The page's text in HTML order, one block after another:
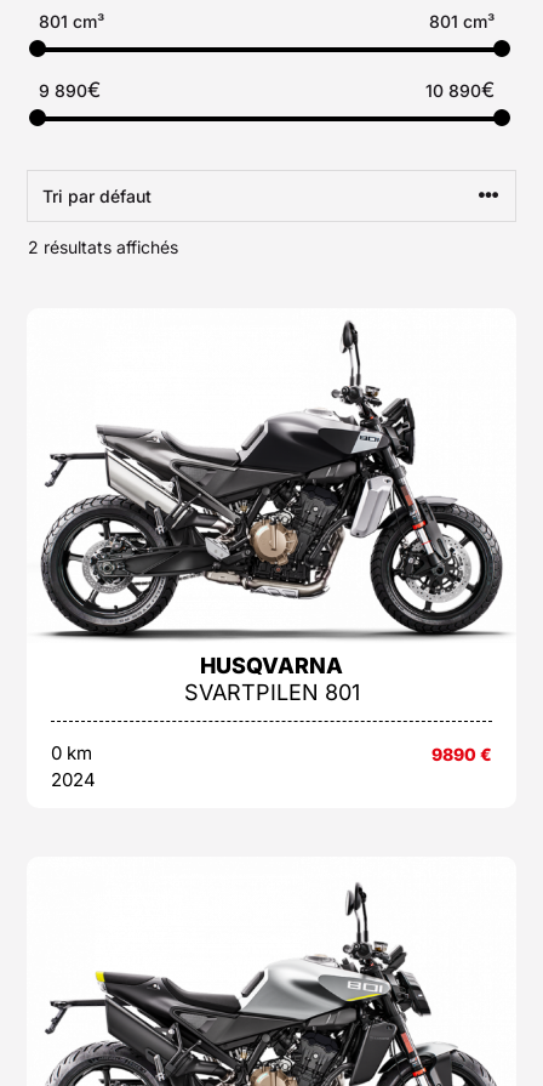
801 cm³ 801 cm³
9 890€ 10 890€
2 résultats affichés
HUSQVARNA
SVARTPILEN 801
0 km
2024
9890 €